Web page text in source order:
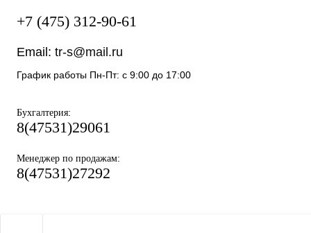
+7 (475) 312-90-61
Email: tr-s@mail.ru
График работы Пн-Пт: с 9:00 до 17:00
Бухгалтерия:
8(47531)29061
Менеджер по продажам:
8(47531)27292